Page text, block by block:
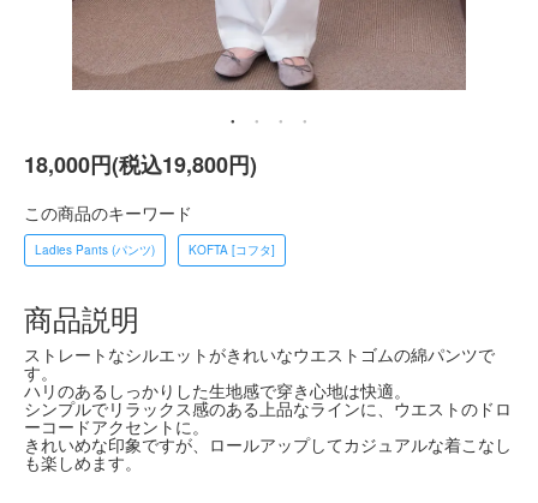
18,000円(税込19,800円)
この商品のキーワード
Ladies Pants (パンツ) KOFTA [コフタ]
商品説明
ストレートなシルエットがきれいなウエストゴムの綿パンツで
す。
ハリのあるしっかりした生地感で穿き心地は快適。
シンプルでリラックス感のある上品なラインに、ウエストのドロ
ーコードアクセントに。
きれいめな印象ですが、ロールアップしてカジュアルな着こなし
も楽しめます。